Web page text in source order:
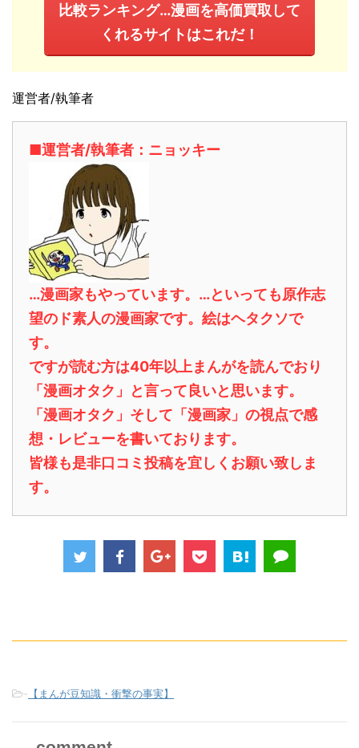
比較ランキング…漫画を高価買取して
くれるサイトはこれだ！
運営者/執筆者
■運営者/執筆者：ニョッキー
…漫画家もやっています。…といっても原作志
望のド素人の漫画家です。絵はヘタクソで
す。
ですが読む方は40年以上まんがを読んでおり
「漫画オタク」と言って良いと思います。
「漫画オタク」そして「漫画家」の視点で感
想・レビューを書いております。
皆様も是非口コミ投稿を宜しくお願い致しま
す。
- 【まんが豆知識・衝撃の事実】